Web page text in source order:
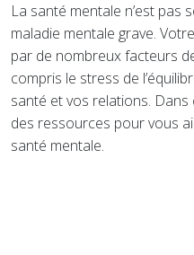
La santé mentale n’est pas
maladie mentale grave.
par de nombreux facteurs
compris le stress de
santé et vos relations.
des ressources pour vous
santé mentale.